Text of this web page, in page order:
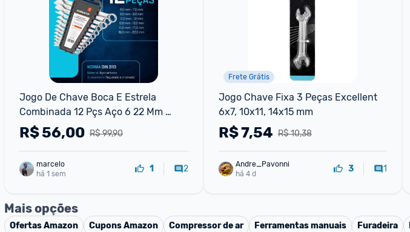
Jogo De Chave Boca E Estrela
Combinada 12 Pçs Aço 6 22 Mm
Cromada IF-12 The Black Tools
R$ 99,90
R$56,00
marcelo
há 1 sem
1 2
Frete Grátis
Jogo Chave Fixa 3 Peças Excellent
6x7, 10x11, 14x15 mm
R$ 10,38
R$7,54
Andre_Pavonni
há 4 d
3 1
Mais opções
OfertasAmazon CuponsAmazon Compressor de ar Ferramentas manuais Furadeira